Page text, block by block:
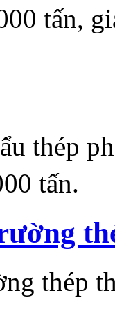
tấn,
thép
tấn.
thép